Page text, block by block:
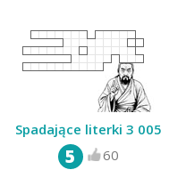
Spadające literki 3 005
5 60